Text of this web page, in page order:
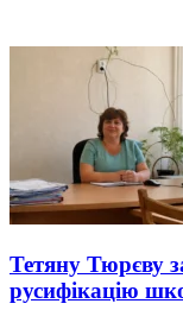
Тетяну Тюрєву
русифікацію